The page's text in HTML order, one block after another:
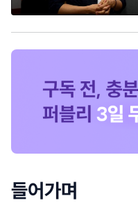
들어가며